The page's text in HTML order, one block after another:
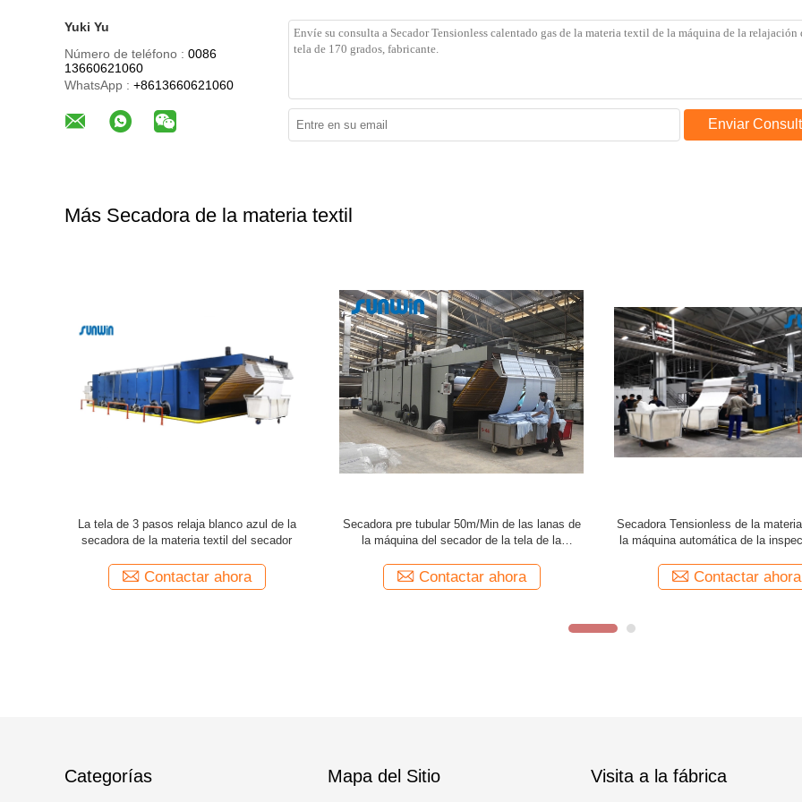
Yuki Yu
Número de teléfono : 0086
13660621060
WhatsApp : +8613660621060
Enviar
Más Secadora de la materia textil
CE de acabado de teñido tubular de la
máquina del compresor de la tela de la
Contactar ahora
Una máquina más seca del globo de Padder
de la tela de la materia textil automática del
tubulares
Contactar ahora
La tela enorme de la capacidad
secadora de la materia textil
Contactar ahora
Categorías Mapa del Sitio Visita a la fábrica